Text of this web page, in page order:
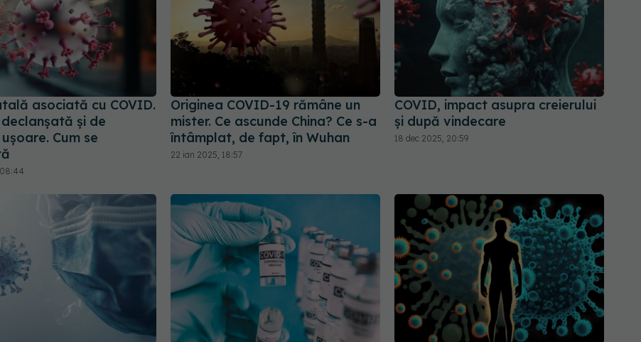
asociată cu COVID.
și de
Cum se
Originea COVID-19 rămâne un
mister. Ce ascunde China? Ce s-a
întâmplat, de fapt, în Wuhan
22 ian 2025, 18:57
COVID, impact asupra creierului
și după vindecare
18 dec 2025, 20:59